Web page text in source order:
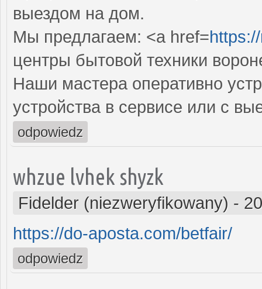
выездом на дом.
Мы предлагаем: <a href=
центры бытовой техники
Наши мастера оперативно
устройства в сервисе или с
odpowiedz
whzue lvhek shyzk
Fidelder (niezweryfikowany) -
https://do-aposta.com/betfair/
odpowiedz